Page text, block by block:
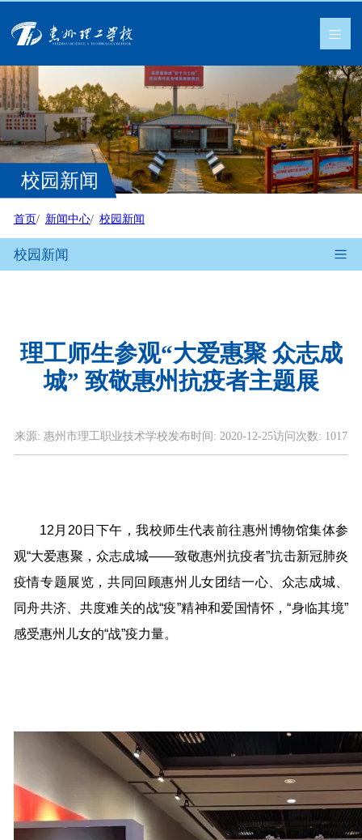
校园新闻
首页 新闻中心 校园新闻
校园新闻
理工师生参观“大爱惠聚 众志成
城” 致敬惠州抗疫者主题展
来源: 惠州市理工职业技术学校发布时间: 2020-12-25访问次数: 1017
12月20日下午，我校师生代表前往惠州博物馆集体参
观“大爱惠聚，众志成城——致敬惠州抗疫者”抗击新冠肺炎
疫情专题展览，共同回顾惠州儿女团结一心、众志成城、
同舟共济、共度难关的战“疫”精神和爱国情怀，“身临其境”
感受惠州儿女的“战”疫力量。